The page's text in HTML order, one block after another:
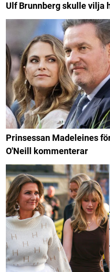
Ulf Brunnberg skulle vilja
Prinsessan Madeleines
O'Neill kommenterar